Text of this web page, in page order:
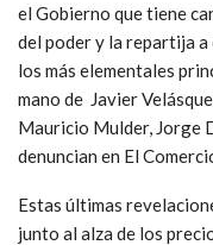
el Gobierno que tiene
del poder y la repartija
los más elementales
mano de Javier
Mauricio Mulder, Jorge
denuncian en El
Estas últimas
junto al alza de los